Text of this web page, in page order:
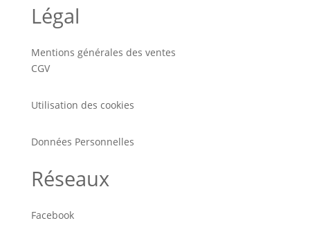
Légal
Mentions générales des ventes
CGV
Utilisation des cookies
Données Personnelles
Réseaux
Facebook